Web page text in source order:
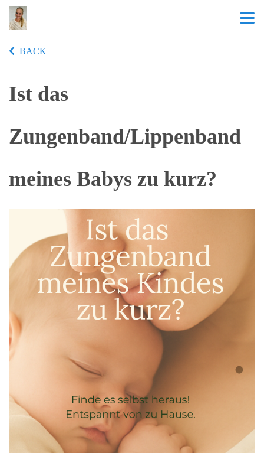
BACK
Ist das
Zungenband/Lippenband
meines Babys zu kurz?